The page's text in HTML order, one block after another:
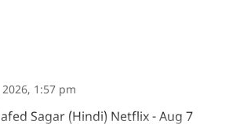
1:57 pm
Sagar (Hindi) Netflix - Aug 7